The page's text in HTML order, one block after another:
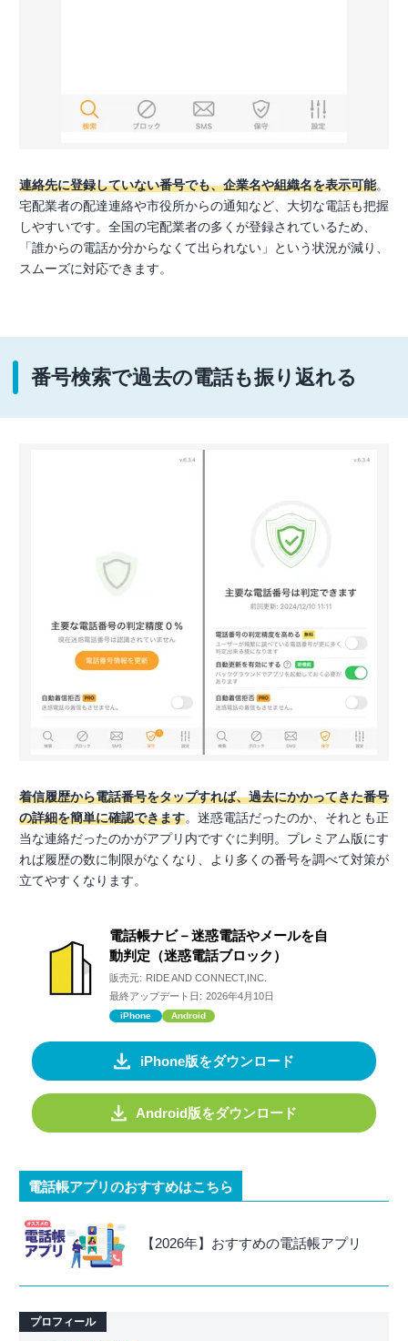
連絡先に登録していない番号でも、企業名や組織名を表示可能。
宅配業者の配達連絡や市役所からの通知など、大切な電話も把握
しやすいです。全国の宅配業者の多くが登録されているため、
「誰からの電話か分からなくて出られない」という状況が減り、
スムーズに対応できます。
番号検索で過去の電話も振り返れる
着信履歴から電話番号をタップすれば、過去にかかってきた番号
の詳細を簡単に確認できます。迷惑電話だったのか、それとも正
当な連絡だったのかがアプリ内ですぐに判明。プレミアム版にす
れば履歴の数に制限がなくなり、より多くの番号を調べて対策が
立てやすくなります。
電話帳ナビ－迷惑電話やメールを自
動判定（迷惑電話ブロック）
販売元: RIDE AND CONNECT,INC.
最終アップデート日: 2026年4月10日
iPhone Android
iPhone版をダウンロード
Android版をダウンロード
電話帳アプリのおすすめはこちら
【2026年】おすすめの電話帳アプリ
プロフィール